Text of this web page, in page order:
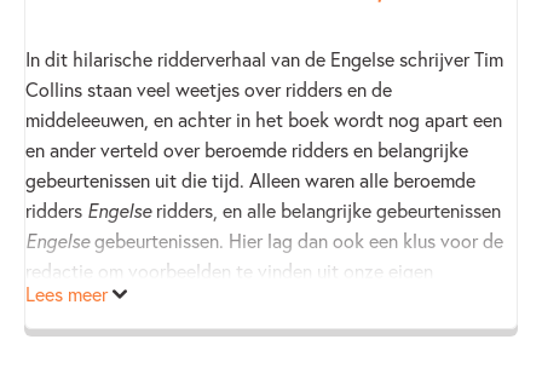
In dit hilarische ridderverhaal van de Engelse schrijver Tim
Collins staan veel weetjes over ridders en de
middeleeuwen, en achter in het boek wordt nog apart een
en ander verteld over beroemde ridders en belangrijke
gebeurtenissen uit die tijd. Alleen waren alle beroemde
ridders Engelseridders, en alle belangrijke gebeurtenissen
Engelsegebeurtenissen. Hier lag dan ook een klus voor de
redactie om voorbeelden te vinden uit onze eigen
geschiedenis.
Lees meer